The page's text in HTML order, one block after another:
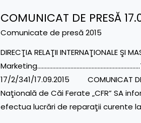
COMUNICAT DE PRESĂ
Comunicate de presă 2015
DIRECŢIA RELAŢII INTERNAŢIONALE ŞI
17/2/341/17.09.2015 COMUNICAT
Naţională de Căi Ferate „CFR” SA
efectua lucrări de reparaţii curente
COMUNICAT
DE
17.09.2015